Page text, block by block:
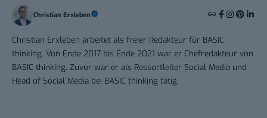
Christian Erxleben
Christian Erxleben arbeitet als freier Redakteur für BASIC
thinking. Von Ende 2017 bis Ende 2021 war er Chefredakteur von
BASIC thinking. Zuvor war er als Ressortleiter Social Media und
Head of Social Media bei BASIC thinking tätig.